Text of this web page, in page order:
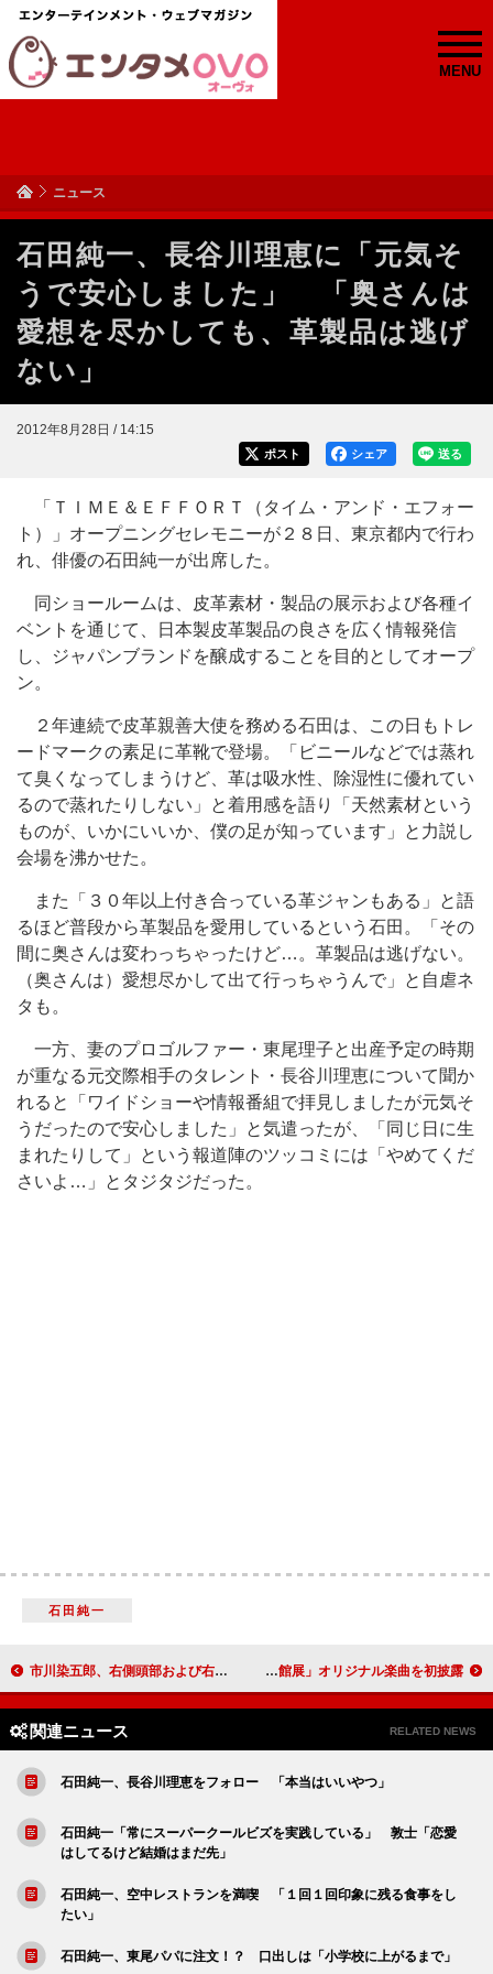
MENU
ニュース
石田純一、長谷川理恵に「元気そ
うで安心しました」 「奥さんは
愛想を尽かしても、革製品は逃げ
ない」
2012年8月28日 / 14:15
送る
シェア
ポスト
「ＴＩＭＥ＆ＥＦＦＯＲＴ（タイム・アンド・エフォー
ト）」オープニングセレモニーが２８日、東京都内で行わ
れ、俳優の石田純一が出席した。
同ショールームは、皮革素材・製品の展示および各種イ
ベントを通じて、日本製皮革製品の良さを広く情報発信
し、ジャパンブランドを醸成することを目的としてオープ
ン。
２年連続で皮革親善大使を務める石田は、この日もトレ
ードマークの素足に革靴で登場。「ビニールなどでは蒸れ
て臭くなってしまうけど、革は吸水性、除湿性に優れてい
るので蒸れたりしない」と着用感を語り「天然素材という
ものが、いかにいいか、僕の足が知っています」と力説し
会場を沸かせた。
また「３０年以上付き合っている革ジャンもある」と語
るほど普段から革製品を愛用しているという石田。「その
間に奥さんは変わっちゃったけど…。革製品は逃げない。
（奥さんは）愛想尽かして出て行っちゃうんで」と自虐ネ
タも。
一方、妻のプロゴルファー・東尾理子と出産予定の時期
が重なる元交際相手のタレント・長谷川理恵について聞か
れると「ワイドショーや情報番組で拝見しましたが元気そ
うだったので安心しました」と気遣ったが、「同じ日に生
まれたりして」という報道陣のツッコミには「やめてくだ
さいよ…」とタジタジだった。
石田純一
市川染五郎、右側頭部および右半身打撲と診断 幸四郎「思ったほど重くなく、ほっとしております」 坂本龍一「歯医者のリラクセーションの曲にイライラ」 「メトロポリタン美術館展」オリジナル楽曲を初披露
関連ニュース RELATED NEWS
石田純一、長谷川理恵をフォロー 「本当はいいやつ」
石田純一「常にスーパークールビズを実践している」 敦士「恋愛
はしてるけど結婚はまだ先」
石田純一、空中レストランを満喫 「１回１回印象に残る食事をし
たい」
石田純一、東尾パパに注文！？ 口出しは「小学校に上がるまで」